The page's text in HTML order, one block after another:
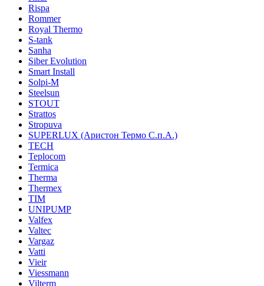
Rispa
Rommer
Royal Thermo
S-tank
Sanha
Siber Evolution
Smart Install
Solpi-M
Steelsun
STOUT
Strattos
Stropuva
SUPERLUX (Аристон Термо С.п.А.)
TECH
Teplocom
Termica
Therma
Thermex
TIM
UNIPUMP
Valfex
Valtec
Vargaz
Vatti
Vieir
Viessmann
Vilterm